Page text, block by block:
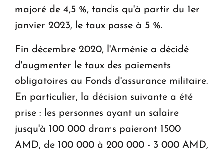
majoré de 4,5 %, tandis qu'à partir du 1er
janvier 2023, le taux passe à 5 %.
Fin décembre 2020, l'Arménie a décidé
d'augmenter le taux des paiements
obligatoires au Fonds d'assurance militaire.
En particulier, la décision suivante a été
prise : les personnes ayant un salaire
jusqu'à 100 000 drams paieront 1500
AMD, de 100 000 à 200 000 - 3 000 AMD,